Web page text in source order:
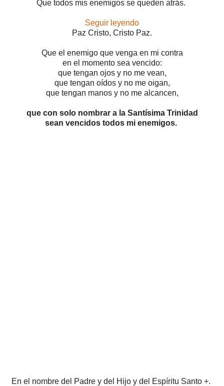
Que todos mis enemigos se queden atrás.
Seguir leyendo
Paz Cristo, Cristo Paz.
Que el enemigo que venga en mi contra
en el momento sea vencido:
que tengan ojos y no me vean,
que tengan oídos y no me oigan,
que tengan manos y no me alcancen,
que con solo nombrar a la Santísima Trinidad
sean vencidos todos mi enemigos.
En el nombre del Padre y del Hijo y del Espíritu Santo +.